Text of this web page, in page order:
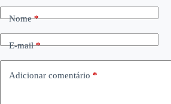
Nome*
E-mail*
Adicionar comentário *